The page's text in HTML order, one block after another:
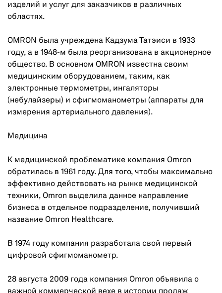
изделий и услуг для заказчиков в различных
областях.
OMRON была учреждена Кадзума Татэиси в 1933
году, а в 1948-м была реорганизована в акционерное
общество. В основном OMRON известна своим
медицинским оборудованием, таким, как
электронные термометры, ингаляторы
(небулайзеры) и сфигмоманометры (аппараты для
измерения артериального давления).
Медицина
К медицинской проблематике компания Omron
обратилась в 1961 году. Для того, чтобы максимально
эффективно действовать на рынке медицинской
техники, Omron выделила данное направление
бизнеса в отдельное подразделение, получивший
название Omron Healthcare.
В 1974 году компания разработала свой первый
цифровой сфигмоманометр.
28 августа 2009 года компания Omron объявила о
важной коммерческой вехе в истории продаж